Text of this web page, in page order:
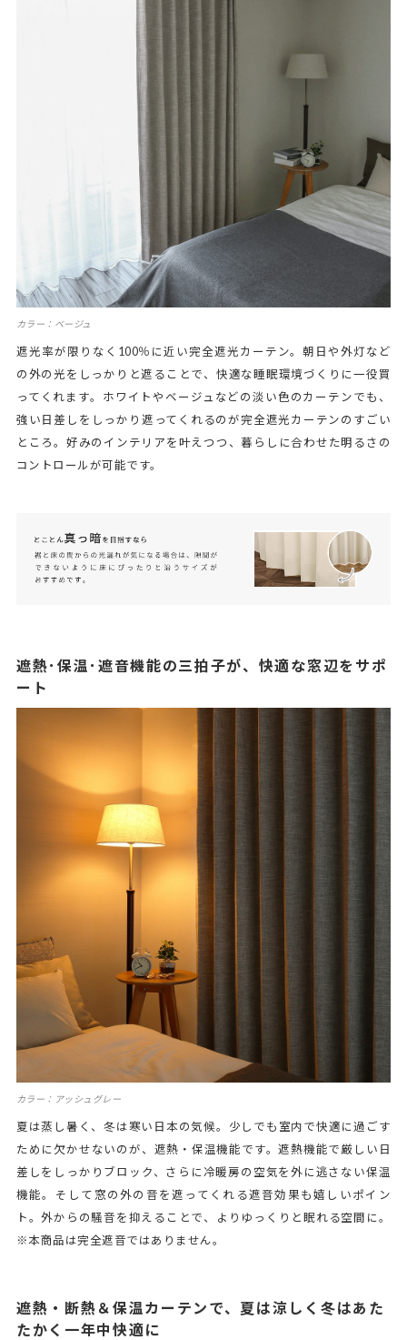
カラー：ベージュ
遮光率が限りなく100％に近い完全遮光カーテン。朝日や外灯など
の外の光をしっかりと遮ることで、快適な睡眠環境づくりに一役買
ってくれます。ホワイトやベージュなどの淡い色のカーテンでも、
強い日差しをしっかり遮ってくれるのが完全遮光カーテンのすごい
ところ。好みのインテリアを叶えつつ、暮らしに合わせた明るさの
コントロールが可能です。
遮熱･保温･遮音機能の三拍子が、快適な窓辺をサポ
ート
カラー：アッシュグレー
夏は蒸し暑く、冬は寒い日本の気候。少しでも室内で快適に過ごす
ために欠かせないのが、遮熱・保温機能です。遮熱機能で厳しい日
差しをしっかりブロック、さらに冷暖房の空気を外に逃さない保温
機能。そして窓の外の音を遮ってくれる遮音効果も嬉しいポイン
ト。外からの騒音を抑えることで、よりゆっくりと眠れる空間に。
※本商品は完全遮音ではありません。
遮熱・断熱＆保温カーテンで、夏は涼しく冬はあた
たかく一年中快適に